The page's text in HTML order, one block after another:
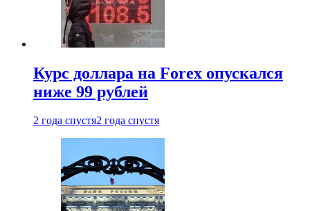
Курс доллара на Forex опускался
ниже 99 рублей
2 года спустя2 года спустя